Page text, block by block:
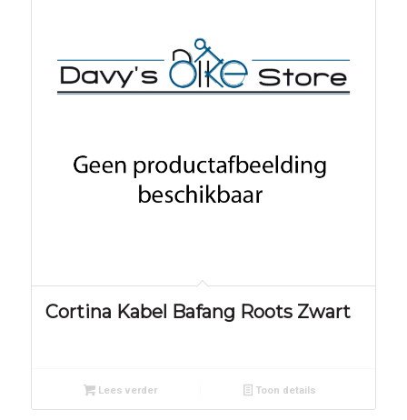
Cortina Kabel Bafang Roots Zwart
Lees verder Toon details